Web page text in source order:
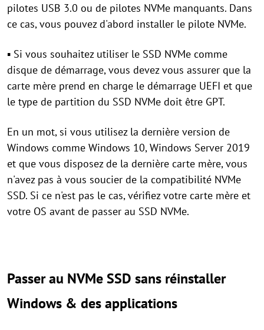
pilotes USB 3.0 ou de pilotes NVMe manquants. Dans
ce cas, vous pouvez d'abord installer le pilote NVMe.
▪ Si vous souhaitez utiliser le SSD NVMe comme
disque de démarrage, vous devez vous assurer que la
carte mère prend en charge le démarrage UEFI et que
le type de partition du SSD NVMe doit être GPT.
En un mot, si vous utilisez la dernière version de
Windows comme Windows 10, Windows Server 2019
et que vous disposez de la dernière carte mère, vous
n'avez pas à vous soucier de la compatibilité NVMe
SSD. Si ce n'est pas le cas, vérifiez votre carte mère et
votre OS avant de passer au SSD NVMe.
Passer au NVMe SSD sans réinstaller
Windows & des applications